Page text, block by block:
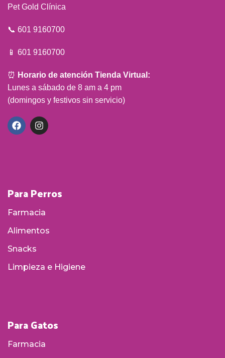
Pet Gold Clínica
📞 601 9160700
📱 601 9160700
⏰ Horario de atención Tienda Virtual:
Lunes a sábado de 8 am a 4 pm
(domingos y festivos sin servicio)
Para Perros
Farmacia
Alimentos
Snacks
Limpieza e Higiene
Para Gatos
Farmacia